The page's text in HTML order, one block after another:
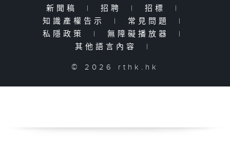
新聞稿 | 招聘 | 招標
|
知識產權告示
| 常見問題
|
私隱政策
| 無障礙播放器
|
其他語言內容
|
© 2026 rthk.hk